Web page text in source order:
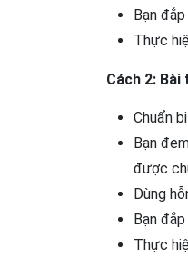
Bạn
Thực
Cách 2:
Chuẩn
Bạn
được
Dùng
Bạn
Thực